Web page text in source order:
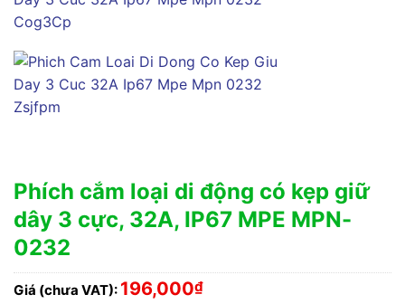
Phích cắm loại di động có kẹp giữ
dây 3 cực, 32A, IP67 MPE MPN-
0232
Giá (chưa VAT): 196,000₫